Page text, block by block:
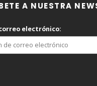
A NUESTRA
electrónico: